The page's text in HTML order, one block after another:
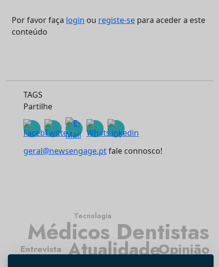
Por favor faça login ou registe-se para aceder a este
conteúdo
TAGS
Partilhe
geral@newsengage.ptfale connosco!
Atualidade
Médicos Dentistas
Entrevista Opinião
Tecnologia